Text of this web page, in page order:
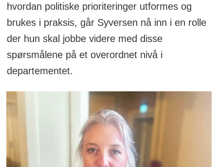
hvordan politiske prioriteringer utformes og
brukes i praksis, går Syversen nå inn i en rolle
der hun skal jobbe videre med disse
spørsmålene på et overordnet nivå i
departementet.